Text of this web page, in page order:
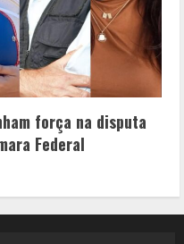
força na disputa
Federal